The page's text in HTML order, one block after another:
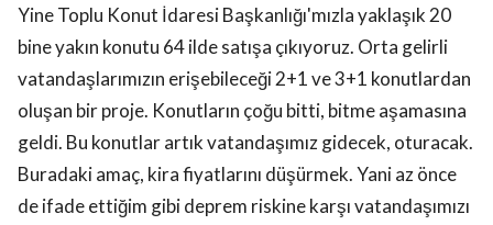
Yine Toplu Konut İdaresi Başkanlığı'mızla yaklaşık 20
bine yakın konutu 64 ilde satışa çıkıyoruz. Orta gelirli
vatandaşlarımızın erişebileceği 2+1 ve 3+1 konutlardan
oluşan bir proje. Konutların çoğu bitti, bitme aşamasına
geldi. Bu konutlar artık vatandaşımız gidecek, oturacak.
Buradaki amaç, kira fiyatlarını düşürmek. Yani az önce
de ifade ettiğim gibi deprem riskine karşı vatandaşımızı